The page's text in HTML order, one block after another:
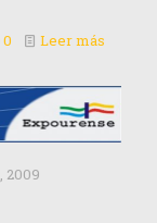
0 Leer más
2009